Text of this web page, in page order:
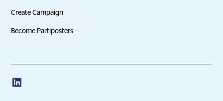
Create Campaign
Become Partiposters